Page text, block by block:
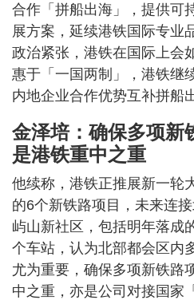
合作「拼船出海」，提供可
展方案，延续港铁国际专业
政治紧张，港铁在国际上会
惠于「一国两制」，港铁继
内地企业合作优势互补拼船
金泽培：确保多项新
是港铁重中之重
他续称，港铁正推展新一轮
的6个新铁路项目，未来连
屿山新社区，包括明年落成
个车站，认为北部都会区内
尤为重要，确保多项新铁路
中之重，亦是公司对接国家